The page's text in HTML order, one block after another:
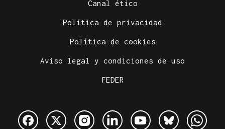
Canal ético
Política de privacidad
Política de cookies
Aviso legal y condiciones de uso
FEDER